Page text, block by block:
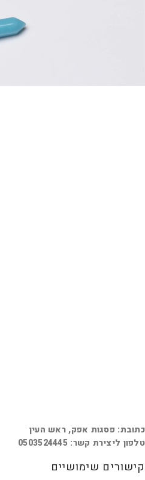
כתובת: פסגות אפק, ראש העין
טלפון ליצירת קשר: 0503524445
קישורים שימושיים